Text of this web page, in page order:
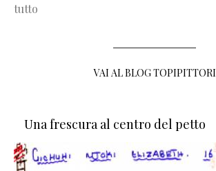
tutto
VAI AL BLOG TOPIPITTORI
Una frescura al centro del petto